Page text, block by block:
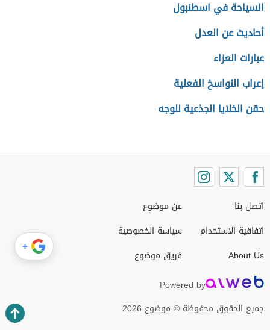
السياحة في اسطنبول
أحاديث عن العدل
عبارات العزاء
إعراب النواسخ الفعلية
حقن الخلايا الجذعية للوجه
اتصل بنا
اتفاقية الاستخدام
About Us
عن موضوع
سياسة الخصوصية
فريق موضوع
Powered by
جميع الحقوق محفوظة © موضوع 2026
+